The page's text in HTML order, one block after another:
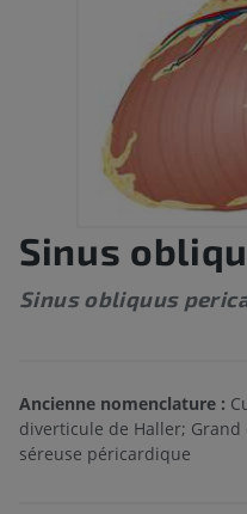
Sinus
Sinus obliquus
Ancienne nomenclature :
diverticule de Haller;
séreuse péricardique